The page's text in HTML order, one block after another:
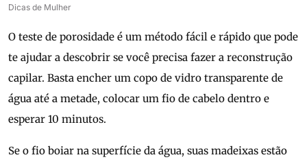
Dicas de Mulher
O teste de porosidade é um método fácil e rápido que pode
te ajudar a descobrir se você precisa fazer a reconstrução
capilar. Basta encher um copo de vidro transparente de
água até a metade, colocar um fio de cabelo dentro e
esperar 10 minutos.
Se o fio boiar na superfície da água, suas madeixas estão